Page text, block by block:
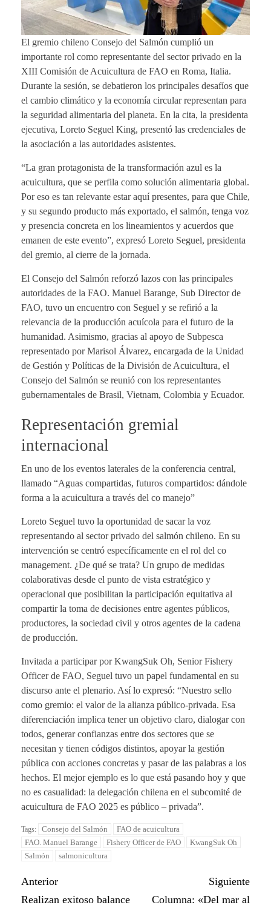
El gremio chileno Consejo del Salmón cumplió un
importante rol como representante del sector privado en la
XIII Comisión de Acuicultura de FAO en Roma, Italia.
Durante la sesión, se debatieron los principales desafíos que
el cambio climático y la economía circular representan para
la seguridad alimentaria del planeta. En la cita, la presidenta
ejecutiva, Loreto Seguel King, presentó las credenciales de
la asociación a las autoridades asistentes.
“La gran protagonista de la transformación azul es la
acuicultura, que se perfila como solución alimentaria global.
Por eso es tan relevante estar aquí presentes, para que Chile,
y su segundo producto más exportado, el salmón, tenga voz
y presencia concreta en los lineamientos y acuerdos que
emanen de este evento”, expresó Loreto Seguel, presidenta
del gremio, al cierre de la jornada.
El Consejo del Salmón reforzó lazos con las principales
autoridades de la FAO. Manuel Barange, Sub Director de
FAO, tuvo un encuentro con Seguel y se refirió a la
relevancia de la producción acuícola para el futuro de la
humanidad. Asimismo, gracias al apoyo de Subpesca
representado por Marisol Álvarez, encargada de la Unidad
de Gestión y Políticas de la División de Acuicultura, el
Consejo del Salmón se reunió con los representantes
gubernamentales de Brasil, Vietnam, Colombia y Ecuador.
Representación gremial
internacional
En uno de los eventos laterales de la conferencia central,
llamado “Aguas compartidas, futuros compartidos: dándole
forma a la acuicultura a través del co manejo”
Loreto Seguel tuvo la oportunidad de sacar la voz
representando al sector privado del salmón chileno. En su
intervención se centró específicamente en el rol del co
management. ¿De qué se trata? Un grupo de medidas
colaborativas desde el punto de vista estratégico y
operacional que posibilitan la participación equitativa al
compartir la toma de decisiones entre agentes públicos,
productores, la sociedad civil y otros agentes de la cadena
de producción.
Invitada a participar por KwangSuk Oh, Senior Fishery
Officer de FAO, Seguel tuvo un papel fundamental en su
discurso ante el plenario. Así lo expresó: “Nuestro sello
como gremio: el valor de la alianza público-privada. Esa
diferenciación implica tener un objetivo claro, dialogar con
todos, generar confianzas entre dos sectores que se
necesitan y tienen códigos distintos, apoyar la gestión
pública con acciones concretas y pasar de las palabras a los
hechos. El mejor ejemplo es lo que está pasando hoy y que
no es casualidad: la delegación chilena en el subcomité de
acuicultura de FAO 2025 es público – privada”.
Tags: Consejo del Salmón
FAO de acuicultura
FAO. Manuel Barange
Fishery Officer de FAO
KwangSuk Oh
Salmón
salmonicultura
Anterior
Realizan exitoso balance
Siguiente
Columna: «Del mar al